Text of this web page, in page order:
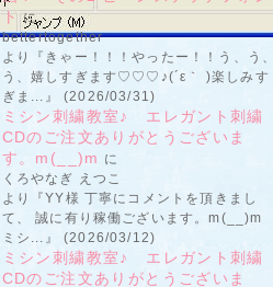
トに
bettertogether
より『きゃー！！！やったー！！う、う、
う、嬉しすぎます♡♡♡♪(´ε｀ )楽しみす
ぎま...』 (2026/03/31)
ミシン刺繍教室♪ エレガント刺繍
CDのご注文ありがとうございま
す。m(__)m に
くろやなぎ えつこ
より『YY様 丁寧にコメントを頂きまし
て、 誠に有り稼働ございます。m(__)m
ミシ...』 (2026/03/12)
ミシン刺繍教室♪ エレガント刺繍
CDのご注文ありがとうございま